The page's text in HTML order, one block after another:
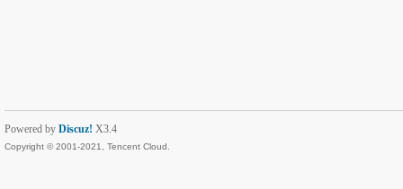
Powered by Discuz! X3.4
Copyright © 2001-2021, Tencent Cloud.